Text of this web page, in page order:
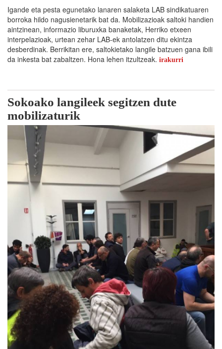
Igande eta pesta egunetako lanaren salaketa LAB sindikatuaren
borroka hildo nagusienetarik bat da. Mobilizazioak saltoki handien
aintzinean, informazio liburuxka banaketak, Herriko etxeen
interpelazioak, urtean zehar LAB-ek antolatzen ditu ekintza
desberdinak. Berrikitan ere, saltokietako langile batzuen gana ibili
da inkesta bat zabaltzen. Hona lehen itzultzeak. irakurri
Sokoako langileek segitzen dute
mobilizaturik